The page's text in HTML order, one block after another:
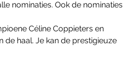
nominaties. Ook de nominaties
Céline Coppieters en
de haal. Je kan de prestigieuze